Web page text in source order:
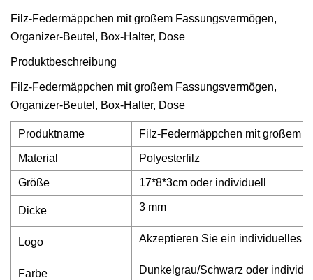
Filz-Federmäppchen mit großem Fassungsvermögen,
Organizer-Beutel, Box-Halter, Dose
Produktbeschreibung
Filz-Federmäppchen mit großem Fassungsvermögen,
Organizer-Beutel, Box-Halter, Dose
Produktname Filz-Federmäppchen mit großem
Material Polyesterfilz
Größe 17*8*3cm oder individuell
Dicke 3 mm
Logo Akzeptieren Sie ein individuelles
Farbe Dunkelgrau/Schwarz oder